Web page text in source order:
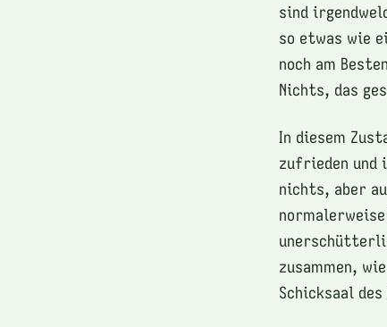
sind
so etwas wie
noch am
Nichts, das
In diesem
zufrieden und
nichts, aber
zusammen,
Schicksaal